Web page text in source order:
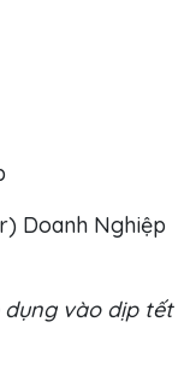
Doanh Nghiệp
vào dịp tết